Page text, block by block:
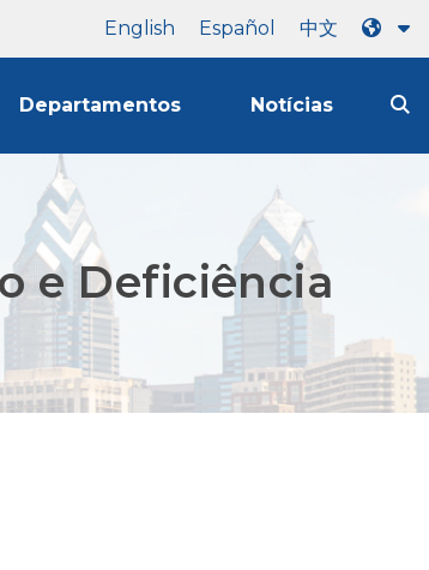
English Español 中文
Departamentos Notícias
e Deficiência